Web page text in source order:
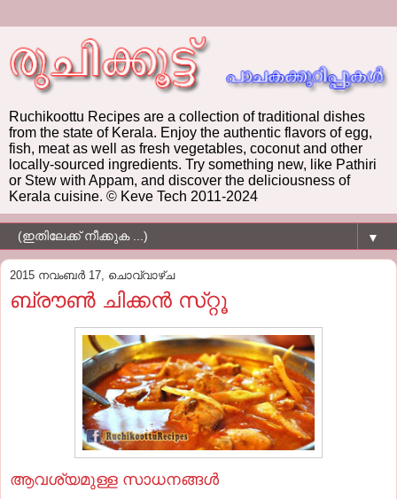
Ruchikoottu Recipes are a collection of traditional dishes
from the state of Kerala. Enjoy the authentic flavors of egg,
fish, meat as well as fresh vegetables, coconut and other
locally-sourced ingredients. Try something new, like Pathiri
or Stew with Appam, and discover the deliciousness of
Kerala cuisine. © Keve Tech 2011-2024
▼
2015 നവംബർ 17, ചൊവ്വാഴ്ച
ബ്രൗണ്‍ ചിക്കന്‍ സ്‌റ്റൂ
ആവശ്യമുള്ള സാധനങ്ങള്‍